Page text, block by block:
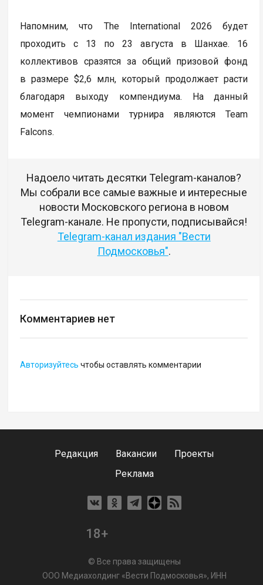
Напомним, что The International 2026 будет
проходить с 13 по 23 августа в Шанхае. 16
коллективов сразятся за общий призовой фонд
в размере $2,6 млн, который продолжает расти
благодаря выходу компендиума. На данный
момент чемпионами турнира являются Team
Falcons.
Надоело читать десятки Telegram-каналов?
Мы собрали все самые важные и интересные
новости Московского региона в новом
Telegram-канале. Не пропусти, подписывайся!
Telegram-канал издания "Вести
Подмосковья".
Комментариев нет
Авторизуйтесь чтобы оставлять комментарии
Редакция Вакансии
Проекты
Реклама
18+
© Все права защищены
ООО Медиахолдинг «Вести Подмосковья», ИНН